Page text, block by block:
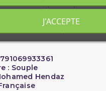
entraînant, en
manifeste du droit
: Souple
Hendaz
J'ACCEPTE